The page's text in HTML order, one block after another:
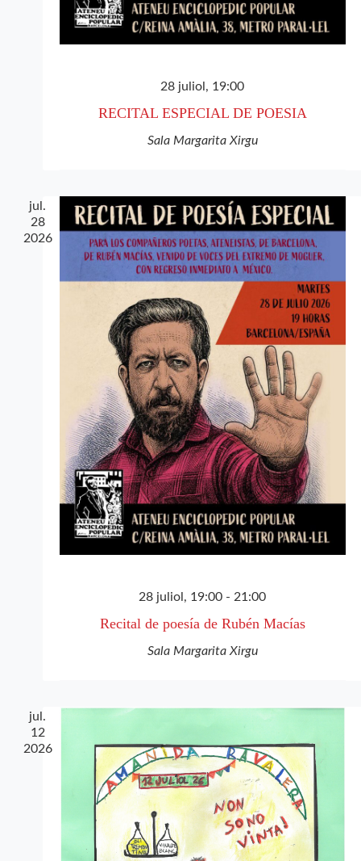
28 juliol, 19:00
RECITAL ESPECIAL DE POESIA
Sala Margarita Xirgu
jul.
28
2026
28 juliol, 19:00 - 21:00
Recital de poesía de Rubén Macías
Sala Margarita Xirgu
jul.
12
2026